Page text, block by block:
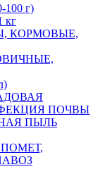
г)
кг
КОРМОВЫЕ,
ПОЧВЫ
ПЫЛЬ